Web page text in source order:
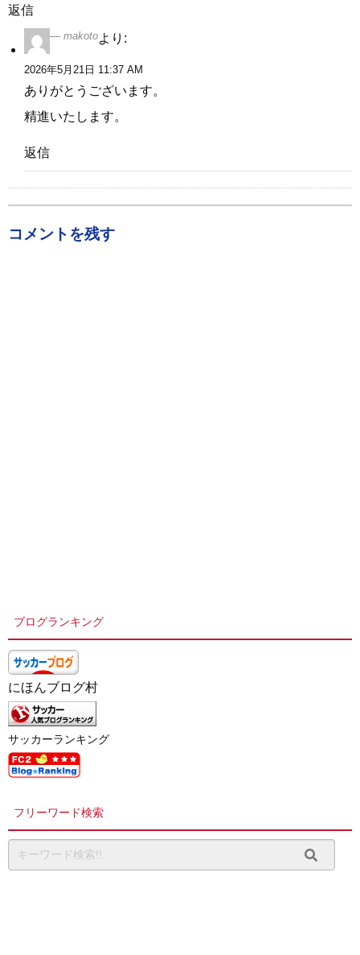
返信
makotoより:
2026年5月21日 11:37 AM
ありがとうございます。
精進いたします。
返信
コメントを残す
ブログランキング
にほんブログ村
サッカーランキング
フリーワード検索